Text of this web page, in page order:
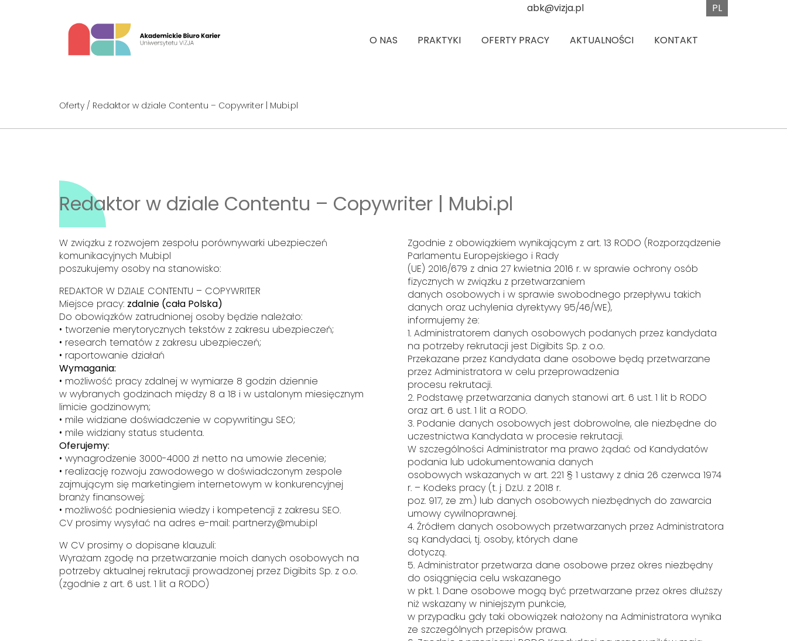
abk@vizja.pl PL
O NAS PRAKTYKI OFERTY PRACY AKTUALNOŚCI KONTAKT
Oferty/ Redaktor w dziale Contentu – Copywriter | Mubi.pl
Redaktor w dziale Contentu – Copywriter | Mubi.pl
W związku z rozwojem zespołu porównywarki ubezpieczeń
komunikacyjnych Mubi.pl
poszukujemy osoby na stanowisko:
REDAKTOR W DZIALE CONTENTU – COPYWRITER
Miejsce pracy: zdalnie (cała Polska)
Do obowiązków zatrudnionej osoby będzie należało:
• tworzenie merytorycznych tekstów z zakresu ubezpieczeń;
• research tematów z zakresu ubezpieczeń;
• raportowanie działań
Wymagania:
• możliwość pracy zdalnej w wymiarze 8 godzin dziennie
w wybranych godzinach między 8 a 18 i w ustalonym miesięcznym
limicie godzinowym;
• mile widziane doświadczenie w copywritingu SEO;
• mile widziany status studenta.
Oferujemy:
• wynagrodzenie 3000-4000 zł netto na umowie zlecenie;
• realizację rozwoju zawodowego w doświadczonym zespole
zajmującym się marketingiem internetowym w konkurencyjnej
branży finansowej;
• możliwość podniesienia wiedzy i kompetencji z zakresu SEO.
CV prosimy wysyłać na adres e-mail: partnerzy@mubi.pl
W CV prosimy o dopisane klauzuli:
Wyrażam zgodę na przetwarzanie moich danych osobowych na
potrzeby aktualnej rekrutacji prowadzonej przez Digibits Sp. z o.o.
(zgodnie z art. 6 ust. 1 lit a RODO)
Zgodnie z obowiązkiem wynikającym z art. 13 RODO (Rozporządzenie
Parlamentu Europejskiego i Rady
(UE) 2016/679 z dnia 27 kwietnia 2016 r. w sprawie ochrony osób
fizycznych w związku z przetwarzaniem
danych osobowych i w sprawie swobodnego przepływu takich
danych oraz uchylenia dyrektywy 95/46/WE),
informujemy że:
1. Administratorem danych osobowych podanych przez kandydata
na potrzeby rekrutacji jest Digibits Sp. z o.o.
Przekazane przez Kandydata dane osobowe będą przetwarzane
przez Administratora w celu przeprowadzenia
procesu rekrutacji.
2. Podstawę przetwarzania danych stanowi art. 6 ust. 1 lit b RODO
oraz art. 6 ust. 1 lit a RODO.
3. Podanie danych osobowych jest dobrowolne, ale niezbędne do
uczestnictwa Kandydata w procesie rekrutacji.
W szczególności Administrator ma prawo żądać od Kandydatów
podania lub udokumentowania danych
osobowych wskazanych w art. 221 § 1 ustawy z dnia 26 czerwca 1974
r. – Kodeks pracy (t. j. Dz.U. z 2018 r.
poz. 917, ze zm.) lub danych osobowych niezbędnych do zawarcia
umowy cywilnoprawnej.
4. Źródłem danych osobowych przetwarzanych przez Administratora
są Kandydaci, tj. osoby, których dane
dotyczą.
5. Administrator przetwarza dane osobowe przez okres niezbędny
do osiągnięcia celu wskazanego
w pkt. 1. Dane osobowe mogą być przetwarzane przez okres dłuższy
niż wskazany w niniejszym punkcie,
w przypadku gdy taki obowiązek nałożony na Administratora wynika
ze szczególnych przepisów prawa.